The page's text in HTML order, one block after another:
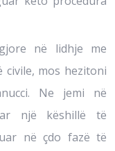
në lidhje me
mos hezitoni
Ne jemi në
një këshillë të
në çdo fazë të